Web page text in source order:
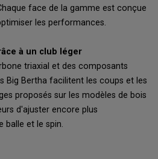
face de la gamme est conçue
les performances.
à un club léger
triaxial et des composants
Big Bertha facilitent les coups et les
proposés sur les modèles de bois
d'ajuster encore plus
balle et le spin.